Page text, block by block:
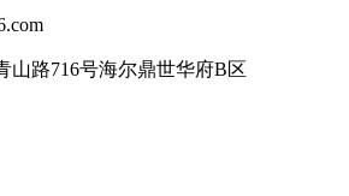
山路716号海尔鼎世华府B区